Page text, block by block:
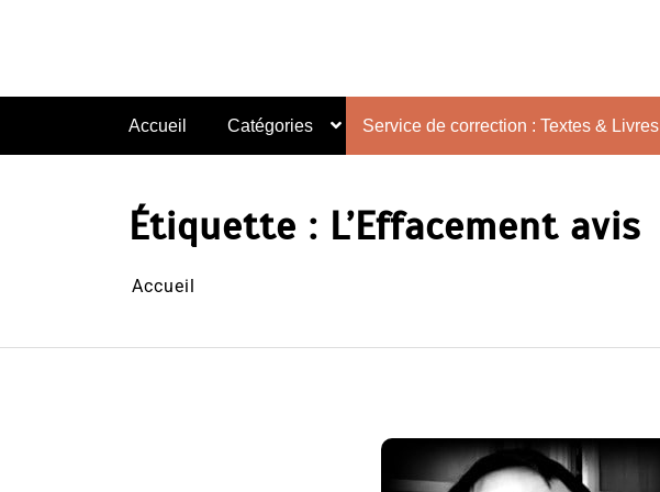
Accueil Catégories Service de correction : Textes & Livres
Étiquette : L’Effacement avis
Accueil